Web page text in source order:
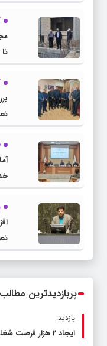
پربازدیدترین مطالب
بازدید:
ایجاد 2 هزار فرصت شغلی برای مددجویان طی ۵ سال گذشته